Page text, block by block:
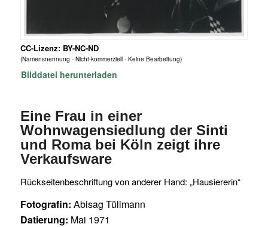
CC-Lizenz: BY-NC-ND
(Namensnennung - Nicht-kommerziell - Keine Bearbeitung)
Bilddatei herunterladen
Eine Frau in einer
Wohnwagensiedlung der Sinti
und Roma bei Köln zeigt ihre
Verkaufsware
Rückseitenbeschriftung von anderer Hand: „Hausiererin“
Fotografin: Abisag Tüllmann
Datierung: Mai 1971